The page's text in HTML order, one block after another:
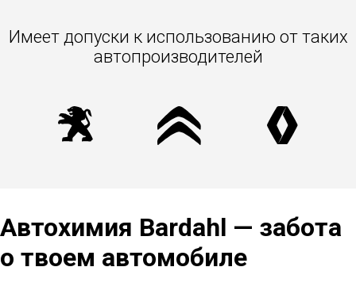
Имеет допуски к использованию от таких
автопроизводителей
Автохимия Bardahl — забота
о твоем автомобиле